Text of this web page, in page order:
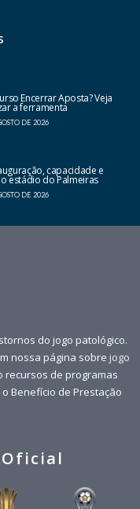
Encerrar Aposta? Veja
a ferramenta
DE 2026
capacidade e
estádio do Palmeiras
DE 2026
do jogo patológico.
nossa página sobre jogo
recursos de programas
Benefício de Prestação